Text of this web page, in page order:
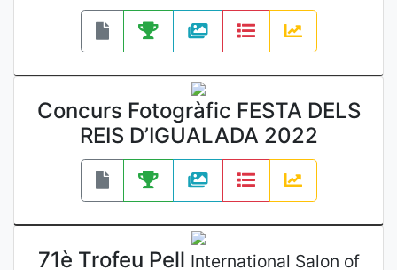
Concurs Fotogràfic FESTA DELS
REIS D’IGUALADA 2022
71è Trofeu Pell International Salon of